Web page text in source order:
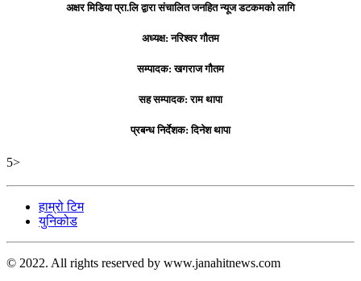
अक्षर मिडिया प्रा.लि द्वारा संचालित जनहित न्यूज डटकमको लागि
अध्यक्ष: नरिश्वर गौतम
सम्पादक: खगराज गौतम
सह सम्पादक: राम थापा
प्रबन्ध निर्देशक: दिनेश थापा
5>
हाम्रो टिम
युनिकोड
© 2022. All rights reserved by www.janahitnews.com